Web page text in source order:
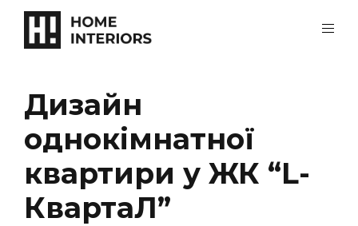
Дизайн
однокімнатної
квартири у ЖК “L-
КвартаЛ”